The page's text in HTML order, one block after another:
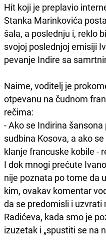
Hit koji je preplavio
Stanka Marinkovića
šala, a poslednju i, reklo
svojoj poslednjoj emisiji
pevanje Indire sa
Naime, voditelj je
otpevanu na čudnom
rečima:
- Ako se Indirina
sudbina Kosova, a ako
klanje francuske kobile -
I dok mnogi prećute
nije poznata po tome da
kim, ovakav komentar
da se predomisli i
Radićeva, kada smo je
izuzetak i „spustiti se na